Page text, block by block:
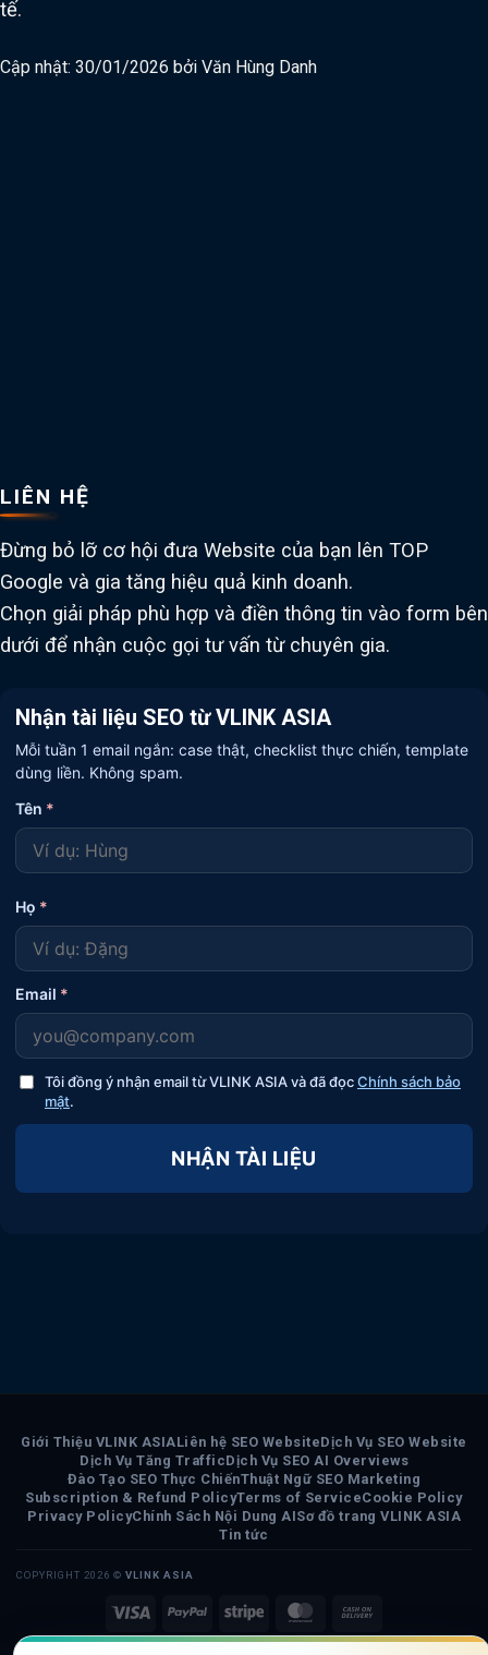
tế.
Cập nhật: 30/01/2026 bởi Văn Hùng Danh
LIÊN HỆ
Đừng bỏ lỡ cơ hội đưa Website của bạn lên TOP
Google và gia tăng hiệu quả kinh doanh.
Chọn giải pháp phù hợp và điền thông tin vào form bên
dưới để nhận cuộc gọi tư vấn từ chuyên gia.
Nhận tài liệu SEO từ VLINK ASIA
Mỗi tuần 1 email ngắn: case thật, checklist thực chiến, template
dùng liền. Không spam.
Tên *
Họ *
Email *
Tôi đồng ý nhận email từ VLINK ASIA và đã đọcChính sách bảo
mật.
NHẬN TÀI LIỆU
Visa PayPalStripe MasterCard
On
Giới Thiệu VLINK ASIALiên hệ SEO WebsiteDịch Vụ SEO Website
Dịch Vụ Tăng TrafficDịch Vụ SEO AI Overviews
Đào Tạo SEO Thực ChiếnThuật Ngữ SEO Marketing
Subscription & Refund PolicyTerms of ServiceCookie Policy
Privacy PolicyChính Sách Nội Dung AISơ đồ trang VLINK ASIA
Tin tức
COPYRIGHT 2026 © VLINK ASIA